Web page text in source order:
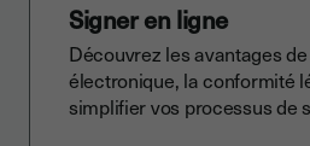
Signer en ligne
Découvrez les avantages
électronique, la conformité
simplifier vos processus de